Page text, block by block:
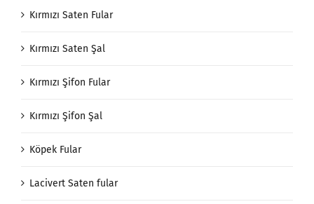
Kırmızı Saten Fular
Kırmızı Saten Şal
Kırmızı Şifon Fular
Kırmızı Şifon Şal
Köpek Fular
Lacivert Saten fular